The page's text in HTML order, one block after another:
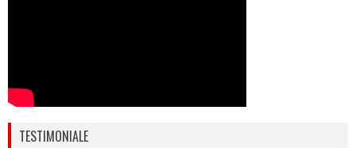
TESTIMONIALE